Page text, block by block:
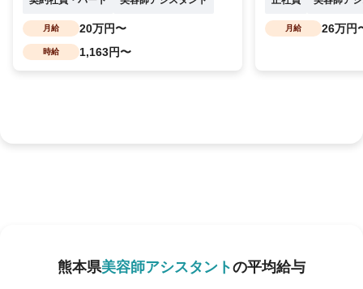
月給 20万円〜
時給 1,163円〜
月給 26万円
熊本県美容師アシスタントの平均給与